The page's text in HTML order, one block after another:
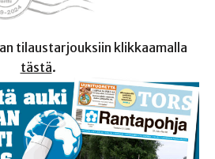
tilaustarjouksiin klikkaamalla
tästä.